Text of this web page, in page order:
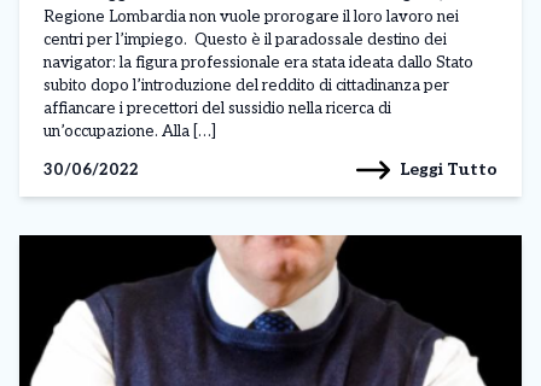
Regione Lombardia non vuole prorogare il loro lavoro nei
centri per l’impiego. Questo è il paradossale destino dei
navigator: la figura professionale era stata ideata dallo Stato
subito dopo l’introduzione del reddito di cittadinanza per
affiancare i precettori del sussidio nella ricerca di
un’occupazione. Alla […]
30/06/2022
Leggi Tutto